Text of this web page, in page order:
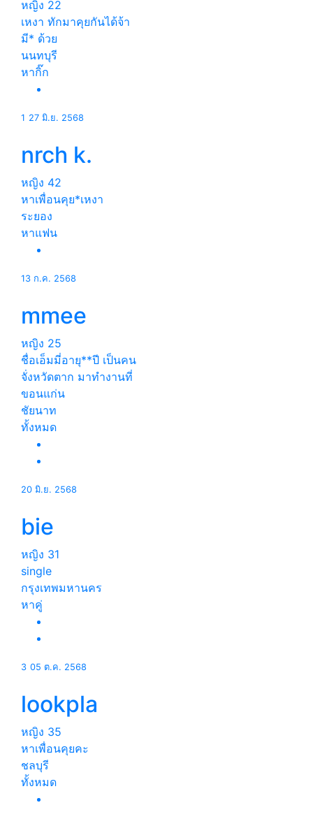
หญิง 22
เหงา ทักมาคุยกันได้จ้า
มี* ด้วย
นนทบุรี
หากิ๊ก
1 27 มิ.ย. 2568
nrch k.
หญิง 42
หาเพื่อนคุย*เหงา
ระยอง
หาแฟน
13 ก.ค. 2568
mmee
หญิง 25
ชื่อเอ็มมี่อายุ**ปี เป็นคน
จั่งหวัดตาก มาทำงานที่
ขอนแก่น
ชัยนาท
ทั้งหมด
20 มิ.ย. 2568
bie
หญิง 31
single
กรุงเทพมหานคร
หาคู่
3 05 ต.ค. 2568
lookpla
หญิง 35
หาเพื่อนคุยคะ
ชลบุรี
ทั้งหมด